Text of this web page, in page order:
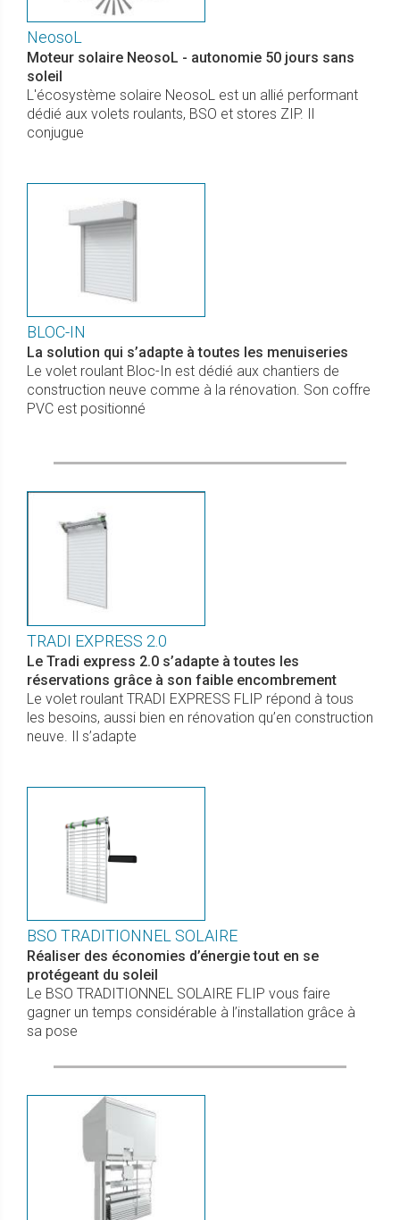
NeosoL
Moteur solaire NeosoL - autonomie 50 jours sans
soleil
L'écosystème solaire NeosoL est un allié performant
dédié aux volets roulants, BSO et stores ZIP. Il
conjugue
BLOC-IN
La solution qui s’adapte à toutes les menuiseries
Le volet roulant Bloc-In est dédié aux chantiers de
construction neuve comme à la rénovation. Son coffre
PVC est positionné
TRADI EXPRESS 2.0
Le Tradi express 2.0 s’adapte à toutes les
réservations grâce à son faible encombrement
Le volet roulant TRADI EXPRESS FLIP répond à tous
les besoins, aussi bien en rénovation qu’en construction
neuve. Il s’adapte
BSO TRADITIONNEL SOLAIRE
Réaliser des économies d’énergie tout en se
protégeant du soleil
Le BSO TRADITIONNEL SOLAIRE FLIP vous faire
gagner un temps considérable à l’installation grâce à
sa pose